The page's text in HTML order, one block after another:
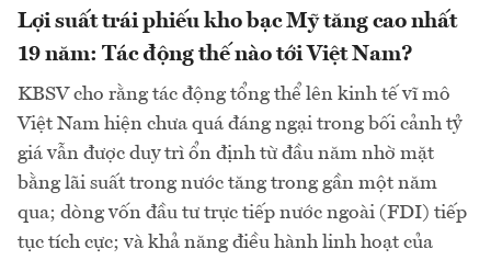
Lợi suất trái phiếu kho bạc Mỹ tăng cao nhất
19 năm: Tác động thế nào tới Việt Nam?
KBSV cho rằng tác động tổng thể lên kinh tế vĩ mô
Việt Nam hiện chưa quá đáng ngại trong bối cảnh tỷ
giá vẫn được duy trì ổn định từ đầu năm nhờ mặt
bằng lãi suất trong nước tăng trong gần một năm
qua; dòng vốn đầu tư trực tiếp nước ngoài (FDI) tiếp
tục tích cực; và khả năng điều hành linh hoạt của